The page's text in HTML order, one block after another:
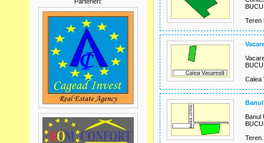
Teren
Calea
Banul
Banul